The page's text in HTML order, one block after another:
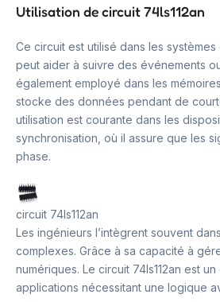
Utilisation de circuit 74ls112an
Ce circuit est utilisé dans les
peut aider à suivre des événements
également employé dans les
stocke des données pendant de
utilisation est courante dans les
synchronisation, où il assure que les
phase.
circuit 74ls112an
Les ingénieurs l’intègrent souvent
complexes. Grâce à sa capacité à
numériques. Le circuit 74ls112an est
applications nécessitant une logique